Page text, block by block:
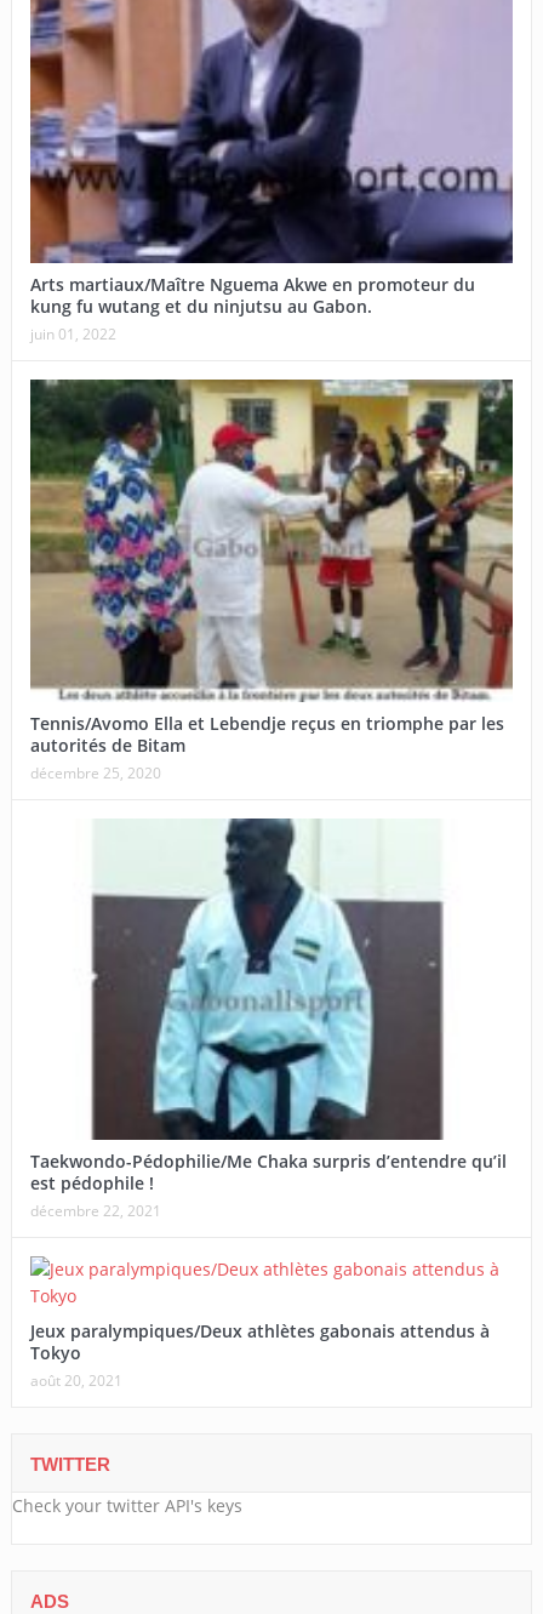
Arts martiaux/Maître Nguema Akwe en promoteur du
kung fu wutang et du ninjutsu au Gabon.
juin 01, 2022
Tennis/Avomo Ella et Lebendje reçus en triomphe par les
autorités de Bitam
décembre 25, 2020
Taekwondo-Pédophilie/Me Chaka surpris d’entendre qu’il
est pédophile !
décembre 22, 2021
Jeux paralympiques/Deux athlètes gabonais attendus à
Tokyo
août 20, 2021
TWITTER
Check your twitter API's keys
ADS